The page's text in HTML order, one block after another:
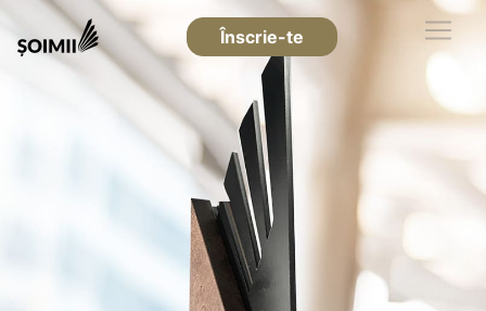
Înscrie-te